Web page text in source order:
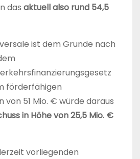
das aktuell also rund 54,5
ist dem Grunde nach
förderfähigen
von 51 Mio. € würde daraus
in Höhe von 25,5 Mio. €
vorliegenden